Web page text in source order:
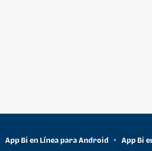
App Bi en Línea para Android • App Bi